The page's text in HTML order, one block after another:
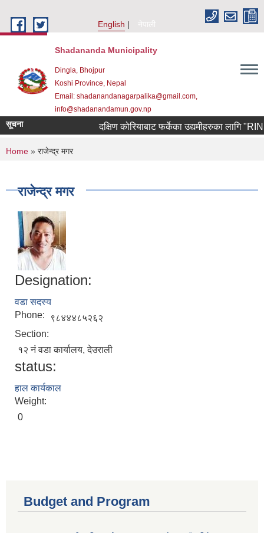
English
नेपाली
Shadananda Municipality
Dingla, Bhojpur
Koshi Province, Nepal
Email: shadanandanagarpalika@gmail.com,
info@shadanandamun.gov.np
सूचना दक्षिण कोरियाबाट फर्केका उद्यमीहरुका लागि
You are here
Home » राजेन्द्र मगर
राजेन्द्र मगर
Designation:
वडा सदस्य
Phone:
९८४४४८५२६२
Section:
१२ नं वडा कार्यालय, देउराली
status:
हाल कार्यकाल
Weight:
0
Budget and Program